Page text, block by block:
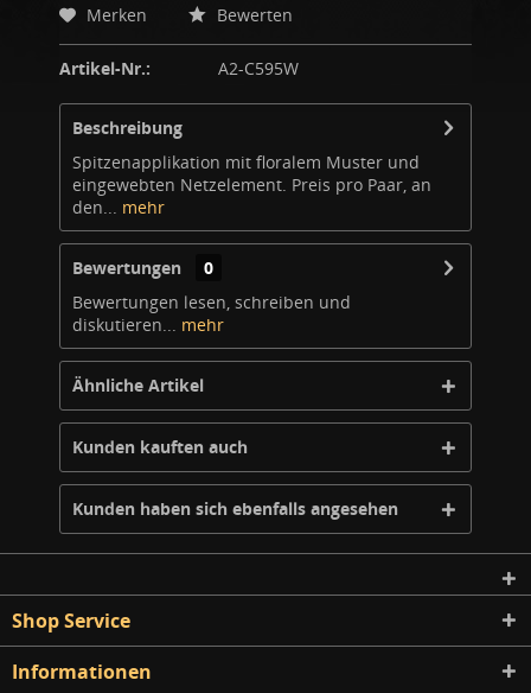
Merken Bewerten
Artikel-Nr.: A2-C595W
Beschreibung
Spitzenapplikation mit floralem Muster und
eingewebten Netzelement. Preis pro Paar, an
den... mehr
Bewertungen
0
Bewertungen lesen, schreiben und
diskutieren... mehr
Ähnliche Artikel
Kunden kauften auch
Kunden haben sich ebenfalls angesehen
Shop Service
Informationen